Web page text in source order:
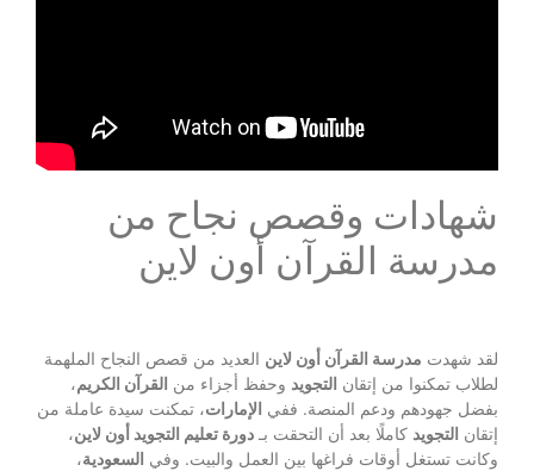
شهادات وقصص نجاح من
مدرسة القرآن أون لاين
لقد شهدت مدرسة القرآن أون لاين العديد من قصص النجاح الملهمة
لطلاب تمكنوا من إتقان التجويد وحفظ أجزاء من القرآن الكريم،
بفضل جهودهم ودعم المنصة. ففي الإمارات، تمكنت سيدة عاملة من
إتقان التجويد كاملًا بعد أن التحقت بـ دورة تعليم التجويد أون لاين،
وكانت تستغل أوقات فراغها بين العمل والبيت. وفي السعودية،